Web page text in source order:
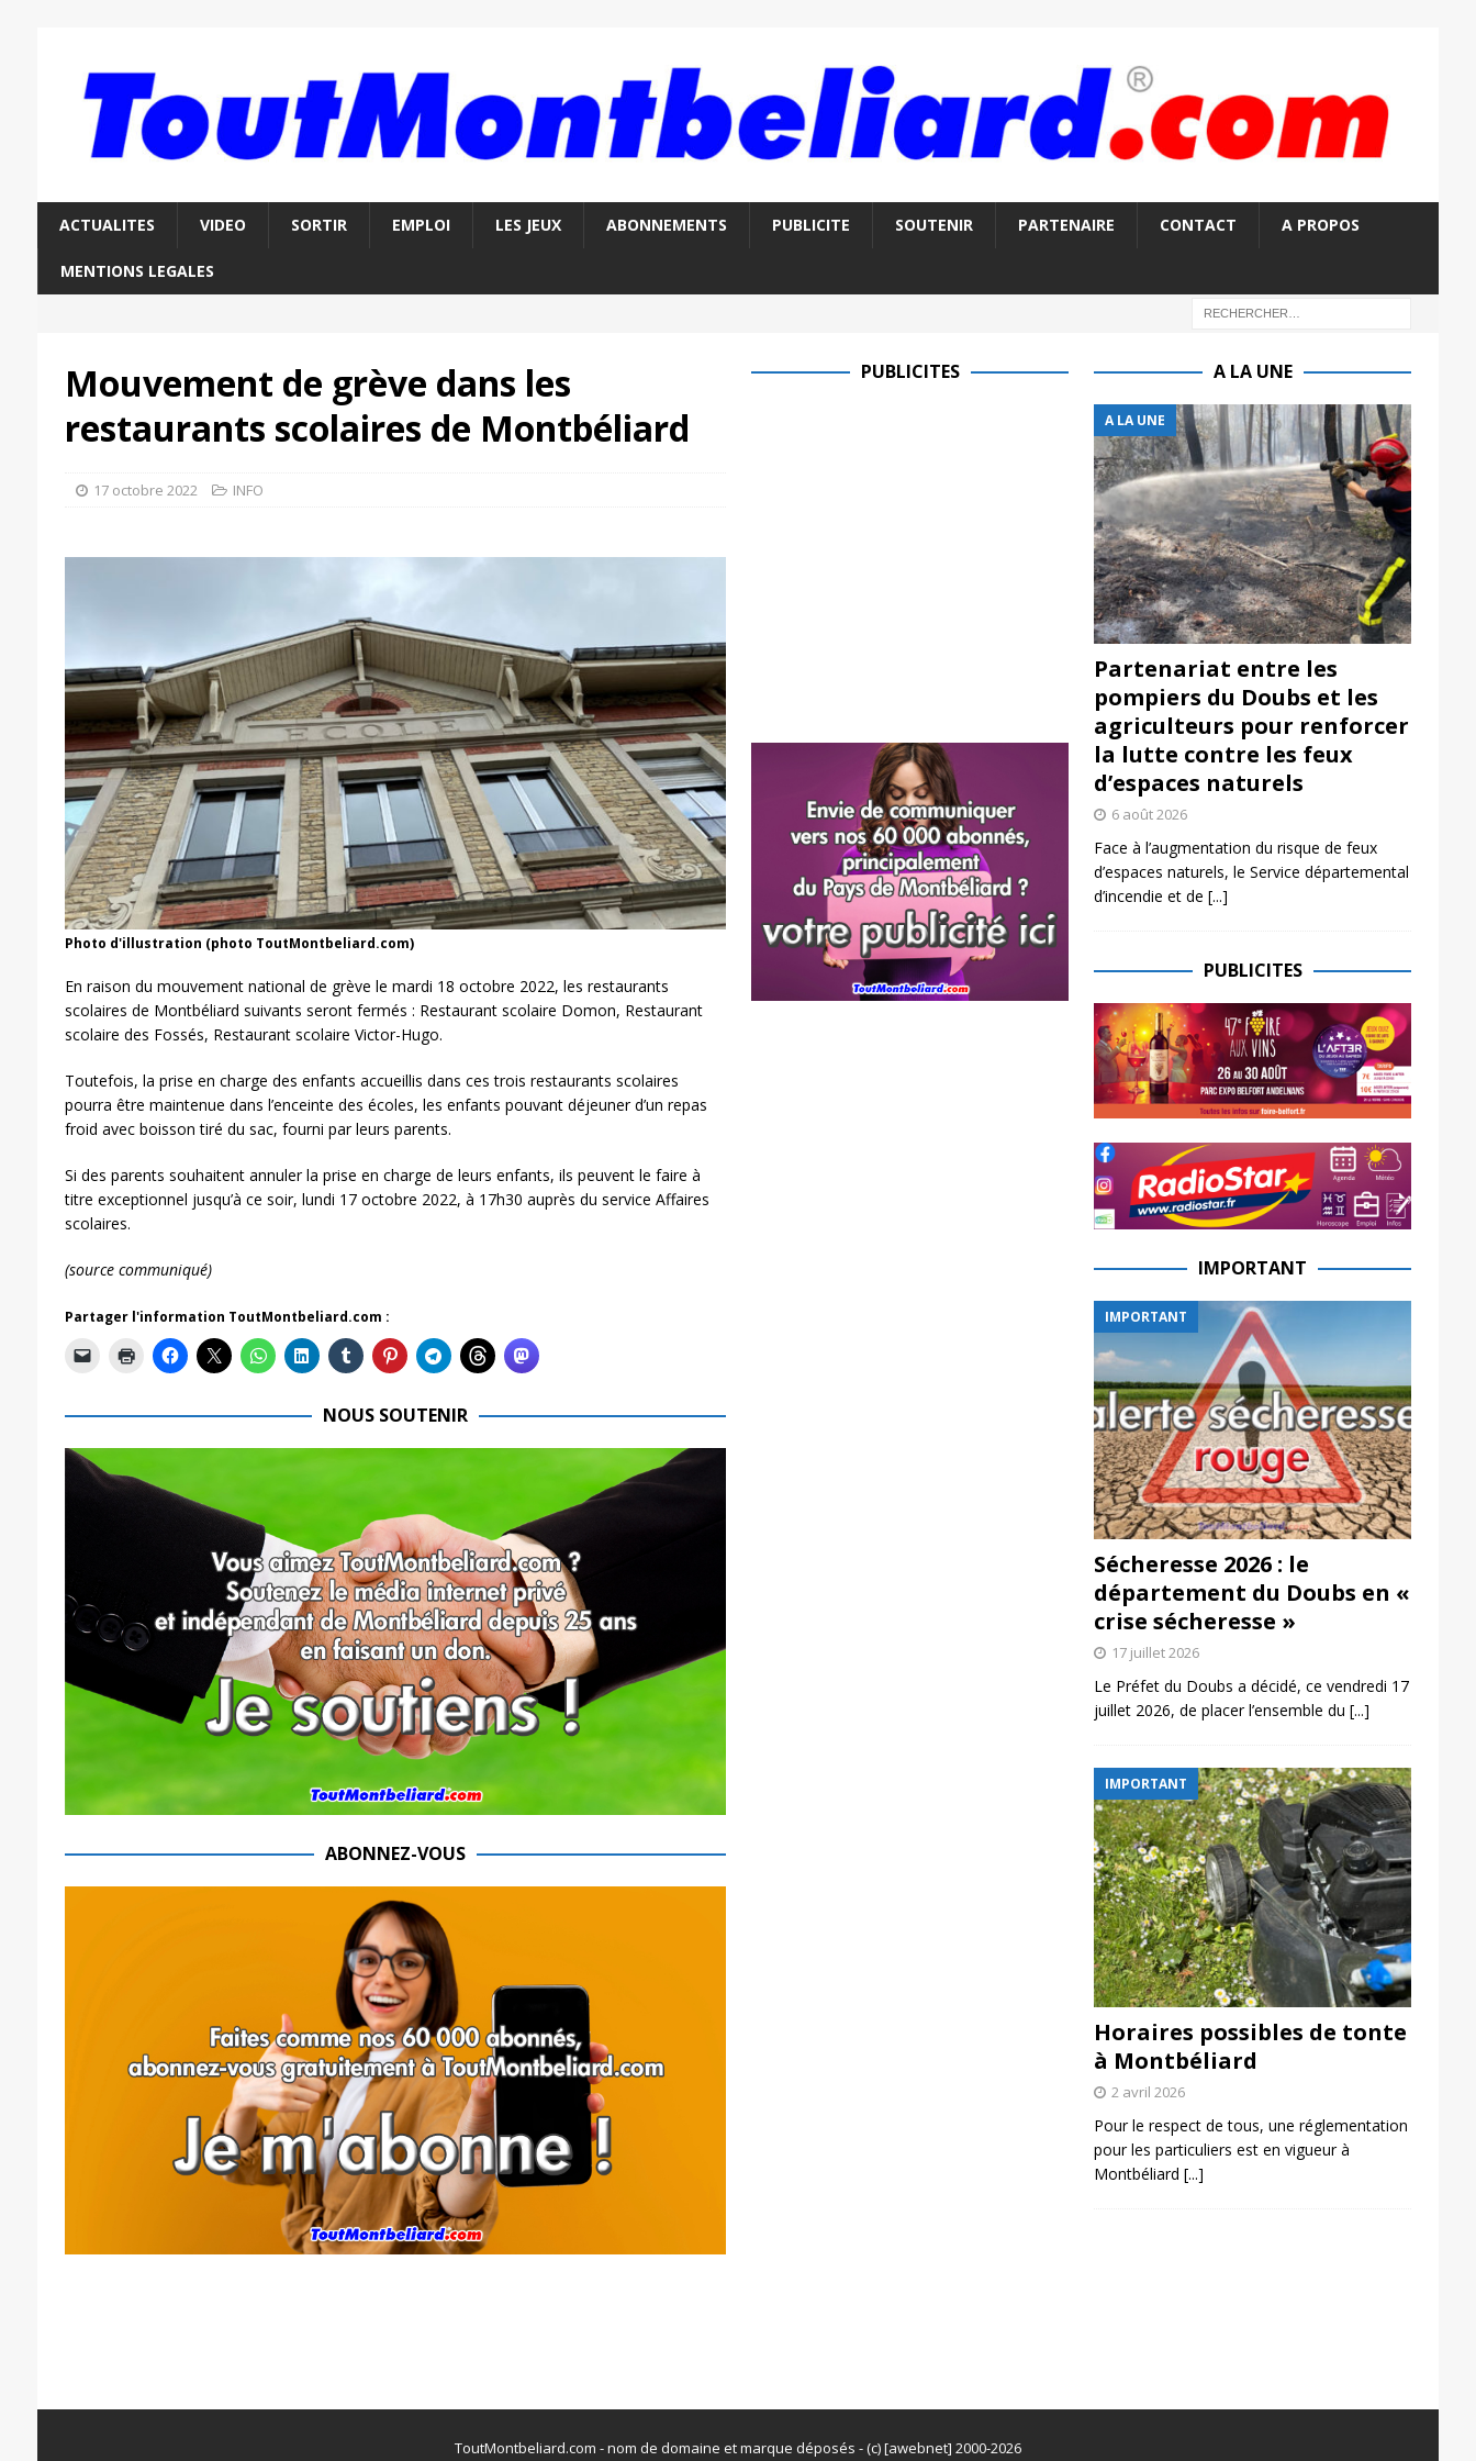
ACTUALITES VIDEO SORTIR EMPLOI LES JEUX ABONNEMENTS PUBLICITE SOUTENIR PARTENAIRE CONTACT A PROPOS
MENTIONS LEGALES
Mouvement de grève dans les
restaurants scolaires de Montbéliard
17 octobre 2022 INFO
Photo d'illustration (photo ToutMontbeliard.com)
En raison du mouvement national de grève le mardi 18 octobre 2022, les restaurants
scolaires de Montbéliard suivants seront fermés : Restaurant scolaire Domon, Restaurant
scolaire des Fossés, Restaurant scolaire Victor-Hugo.
Toutefois, la prise en charge des enfants accueillis dans ces trois restaurants scolaires
pourra être maintenue dans l’enceinte des écoles, les enfants pouvant déjeuner d’un repas
froid avec boisson tiré du sac, fourni par leurs parents.
Si des parents souhaitent annuler la prise en charge de leurs enfants, ils peuvent le faire à
titre exceptionnel jusqu’à ce soir, lundi 17 octobre 2022, à 17h30 auprès du service Affaires
scolaires.
(source communiqué)
Partager l'information ToutMontbeliard.com :
NOUS SOUTENIR
ABONNEZ-VOUS
PUBLICITES A LA UNE
A LA UNE
Partenariat entre les
pompiers du Doubs et les
agriculteurs pour renforcer
la lutte contre les feux
d’espaces naturels
6 août 2026
Face à l’augmentation du risque de feux
d’espaces naturels, le Service départemental
d’incendie et de [...]
PUBLICITES
IMPORTANT
IMPORTANT
Sécheresse 2026 : le
département du Doubs en «
crise sécheresse »
17 juillet 2026
Le Préfet du Doubs a décidé, ce vendredi 17
juillet 2026, de placer l’ensemble du [...]
IMPORTANT
Horaires possibles de tonte
à Montbéliard
2 avril 2026
Pour le respect de tous, une réglementation
pour les particuliers est en vigueur à
Montbéliard [...]
ToutMontbeliard.com - nom de domaine et marque déposés - (c) [awebnet] 2000-2026